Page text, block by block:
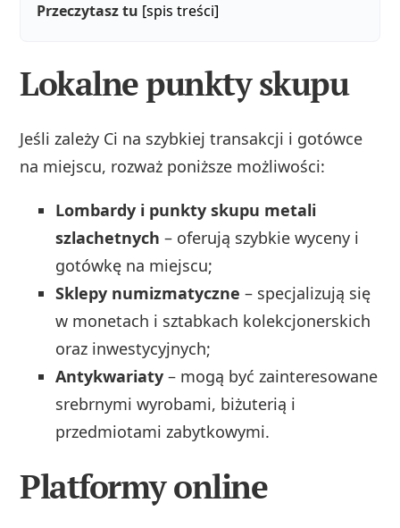
Przeczytasz tu [spis treści]
Lokalne punkty skupu
Jeśli zależy Ci na szybkiej transakcji i gotówce
na miejscu, rozważ poniższe możliwości:
Lombardy i punkty skupu metali
szlachetnych – oferują szybkie wyceny i
gotówkę na miejscu;
Sklepy numizmatyczne – specjalizują się
w monetach i sztabkach kolekcjonerskich
oraz inwestycyjnych;
Antykwariaty – mogą być zainteresowane
srebrnymi wyrobami, biżuterią i
przedmiotami zabytkowymi.
Platformy online